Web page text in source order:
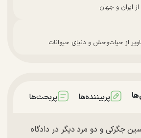
ایران و جهان
از حیات‌وحش و دنیای حیوانات
پربیننده‌ها پربحث‌ها
جگرکی و دو مرد دیگر در دادگاه